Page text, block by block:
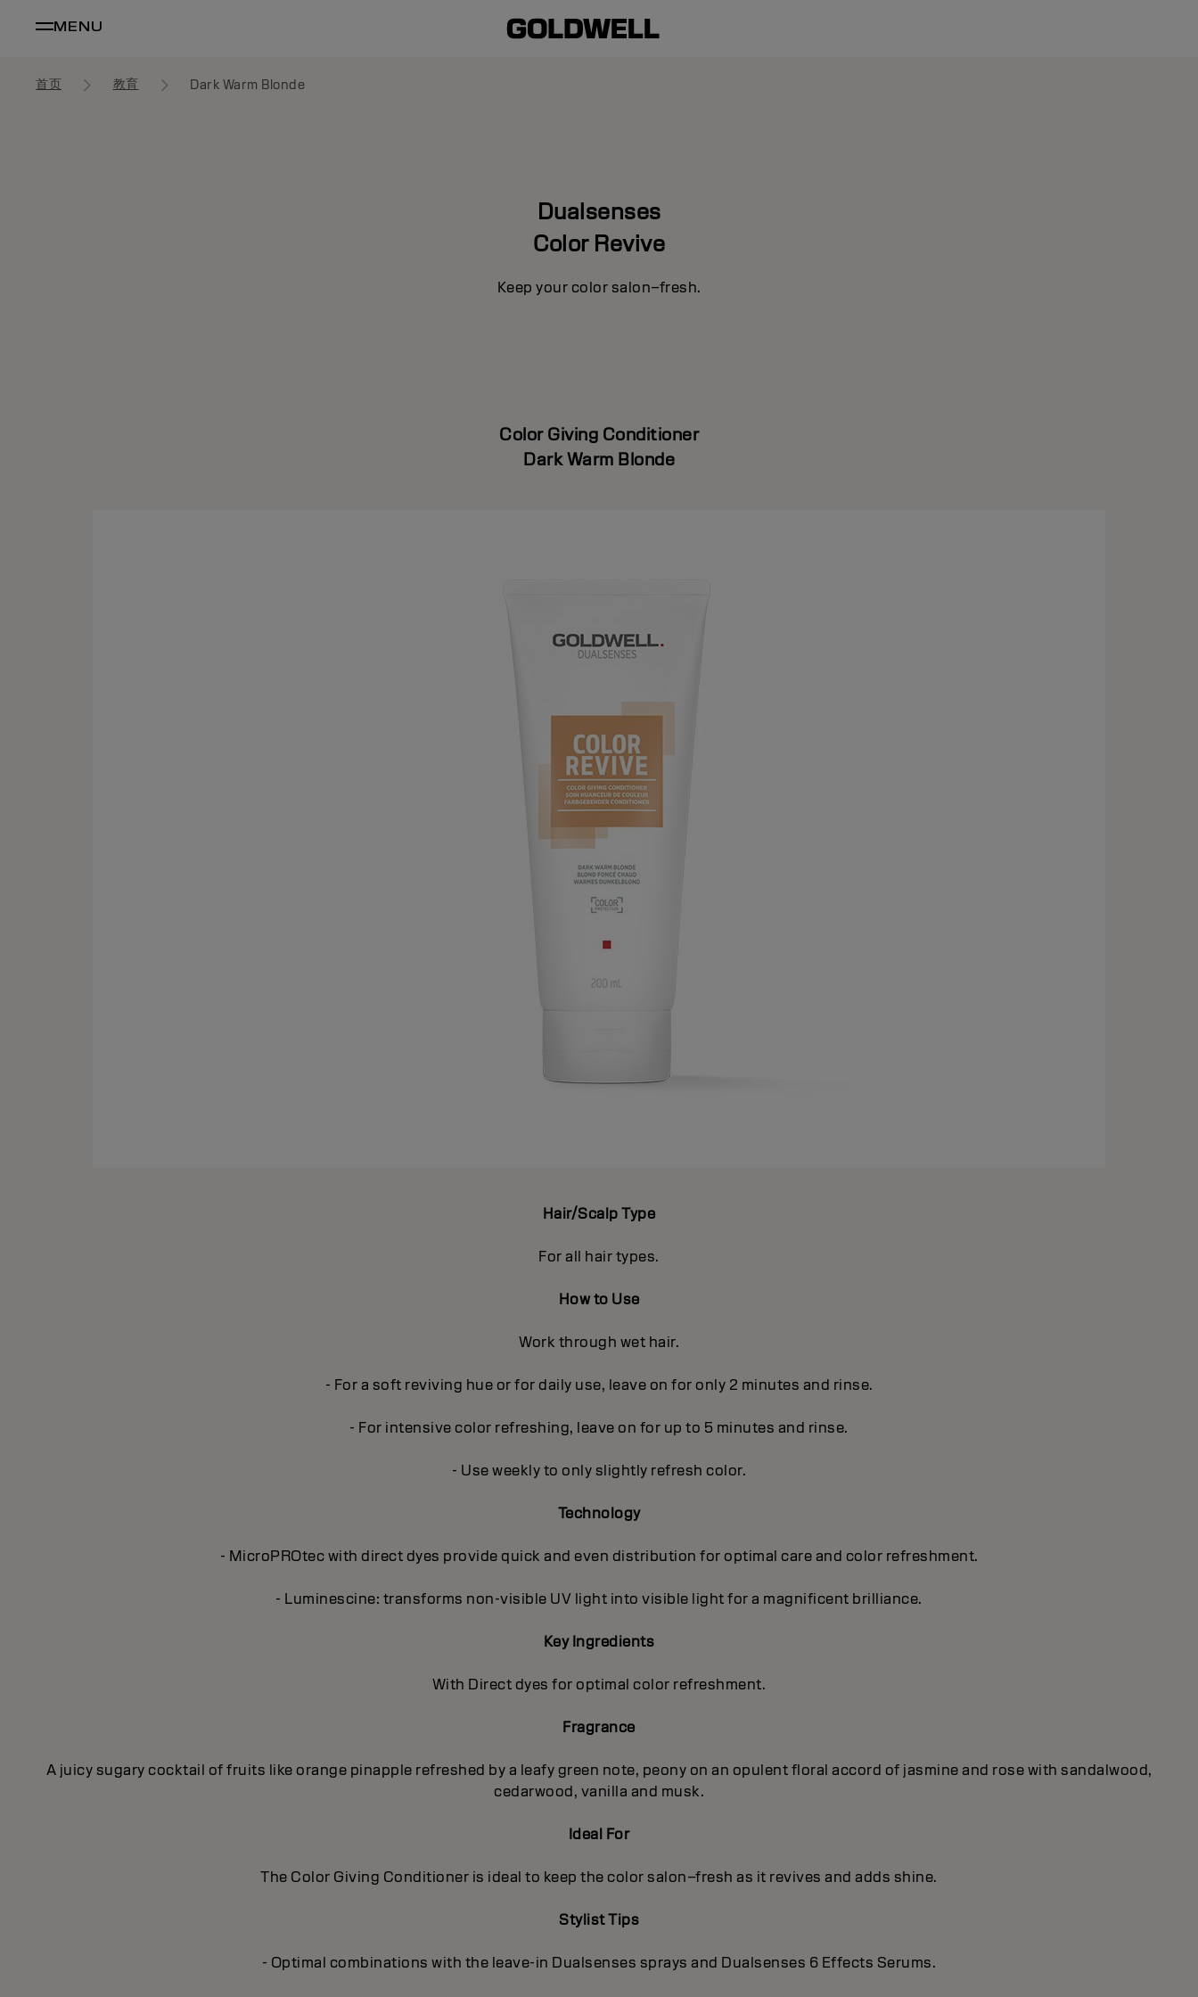
MENU
首页 教育 Dark Warm Blonde
Dualsenses
Color Revive
Keep your color salon–fresh.
Color Giving Conditioner
Dark Warm Blonde
Hair/Scalp Type
For all hair types.
How to Use
Work through wet hair.
- For a soft reviving hue or for daily use, leave on for only 2 minutes and rinse.
- For intensive color refreshing, leave on for up to 5 minutes and rinse.
- Use weekly to only slightly refresh color.
Technology
- MicroPROtec with direct dyes provide quick and even distribution for optimal care and color refreshment.
- Luminescine: transforms non-visible UV light into visible light for a magnificent brilliance.
Key Ingredients
With Direct dyes for optimal color refreshment.
Fragrance
A juicy sugary cocktail of fruits like orange pinapple refreshed by a leafy green note, peony on an opulent floral accord of jasmine and rose with sandalwood,
cedarwood, vanilla and musk.
Ideal For
The Color Giving Conditioner is ideal to keep the color salon–fresh as it revives and adds shine.
Stylist Tips
- Optimal combinations with the leave-in Dualsenses sprays and Dualsenses 6 Effects Serums.